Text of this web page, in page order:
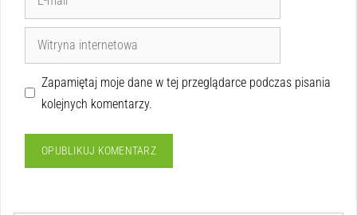
Zapamiętaj moje dane w tej przeglądarce podczas pisania
kolejnych komentarzy.